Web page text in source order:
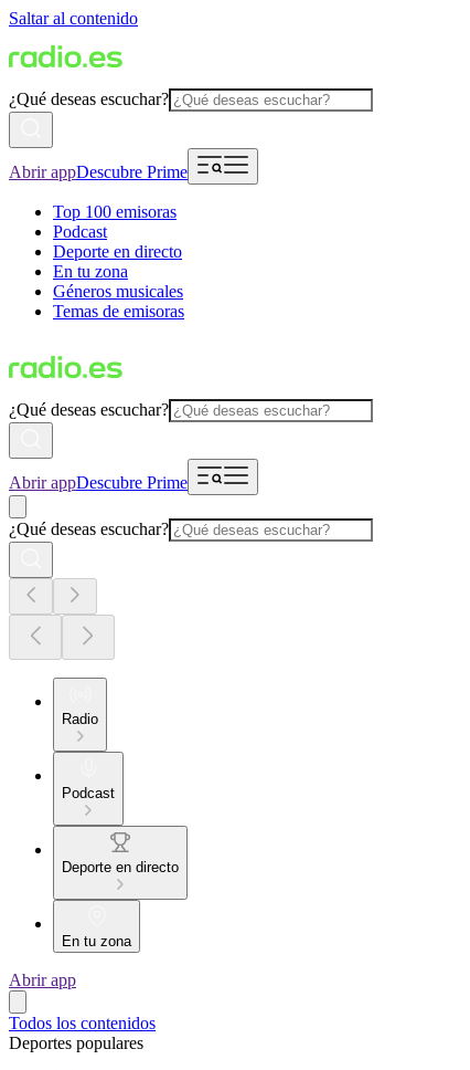
Saltar al contenido
¿Qué deseas escuchar?
Abrir appDescubre Prime
Top 100 emisoras
Podcast
Deporte en directo
En tu zona
Géneros musicales
Temas de emisoras
¿Qué deseas escuchar?
Abrir appDescubre Prime
¿Qué deseas escuchar?
Radio
Podcast
Deporte en directo
En tu zona
Abrir app
Todos los contenidos
Deportes populares